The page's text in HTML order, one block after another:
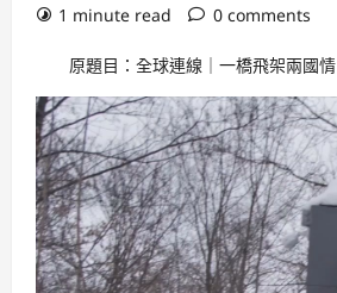
1 minute read
0 comments
原題目：全球連線｜一橋飛架兩國情